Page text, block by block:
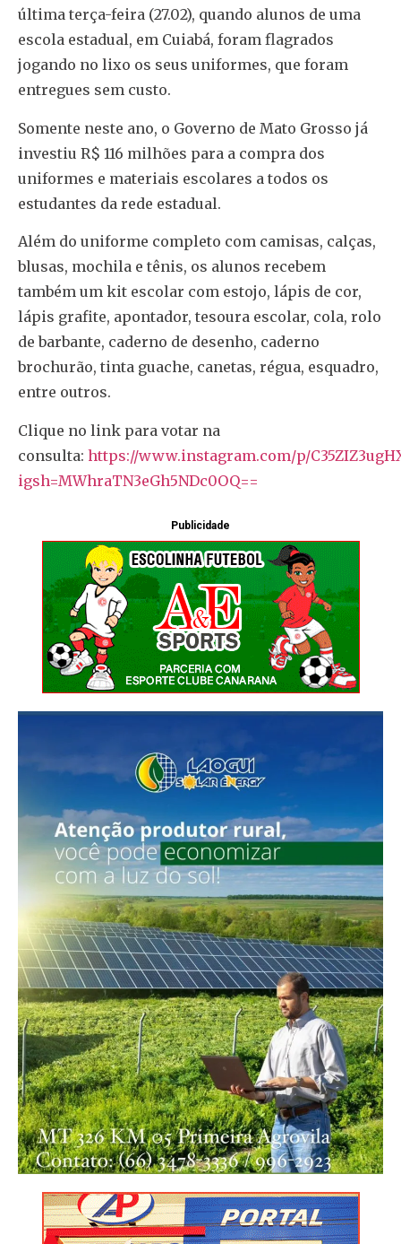
última terça-feira (27.02), quando alunos de uma
escola estadual, em Cuiabá, foram flagrados
jogando no lixo os seus uniformes, que foram
entregues sem custo.
Somente neste ano, o Governo de Mato Grosso já
investiu R$ 116 milhões para a compra dos
uniformes e materiais escolares a todos os
estudantes da rede estadual.
Além do uniforme completo com camisas, calças,
blusas, mochila e tênis, os alunos recebem
também um kit escolar com estojo, lápis de cor,
lápis grafite, apontador, tesoura escolar, cola, rolo
de barbante, caderno de desenho, caderno
brochurão, tinta guache, canetas, régua, esquadro,
entre outros.
Clique no link para votar na
consulta: https://www.instagram.com/p/
igsh=MWhraTN3eGh5NDc0OQ==
Publicidade